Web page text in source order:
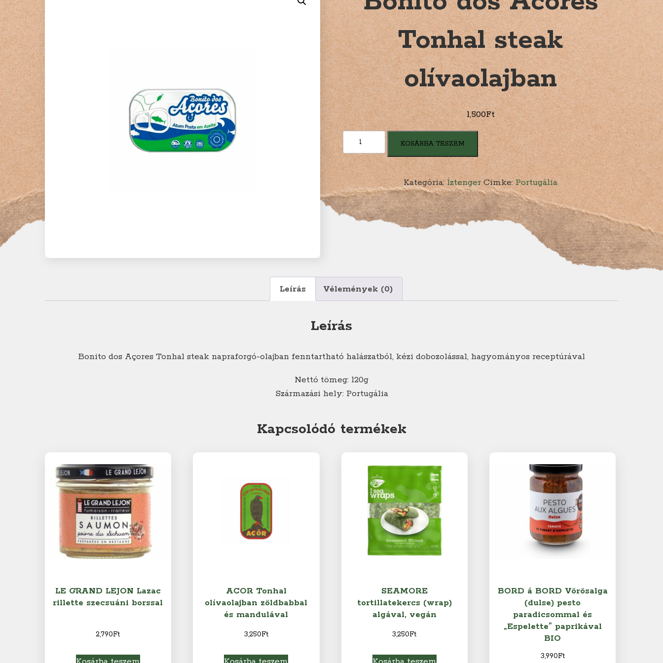
Tonhal steak
olívaolajban
1,500Ft
Bonito
dos
Acores
Tonhal
steak
olívaolajban
mennyiség
KOSÁRBA TESZEM
Kategória:Íztenger Címke:Portugália
Leírás Vélemények (0)
Leírás
Bonito dos Açores Tonhal steak napraforgó-olajban fenntartható halászatból, kézi dobozolással, hagyományos receptúrával
Nettó tömeg: 120g
Származási hely: Portugália
Kapcsolódó termékek
LE GRAND LEJON Lazac
rillette szecsuáni borssal
2,790Ft
ACOR Tonhal
olívaolajban zöldbabbal
és mandulával
3,250Ft
SEAMORE
tortillatekercs (wrap)
algával, vegán
3,250Ft
BORD á BORD Vörösalga
(dulse) pesto
paradicsommal és
„Espelette” paprikával
BIO
3,990Ft